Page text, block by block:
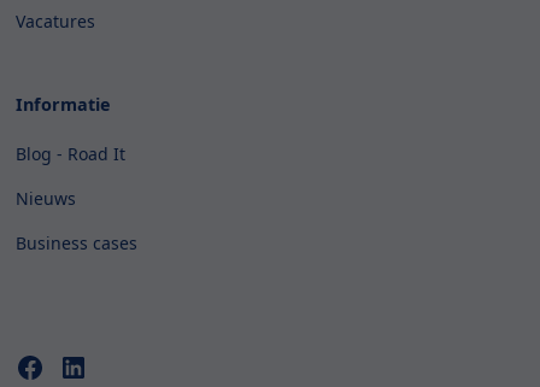
Vacatures
Informatie
Blog - Road It
Nieuws
Business cases